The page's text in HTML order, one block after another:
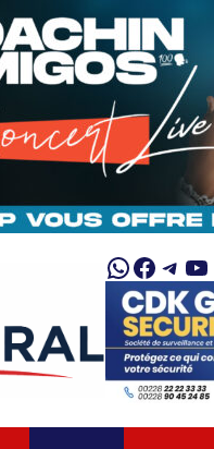
WhatsApp